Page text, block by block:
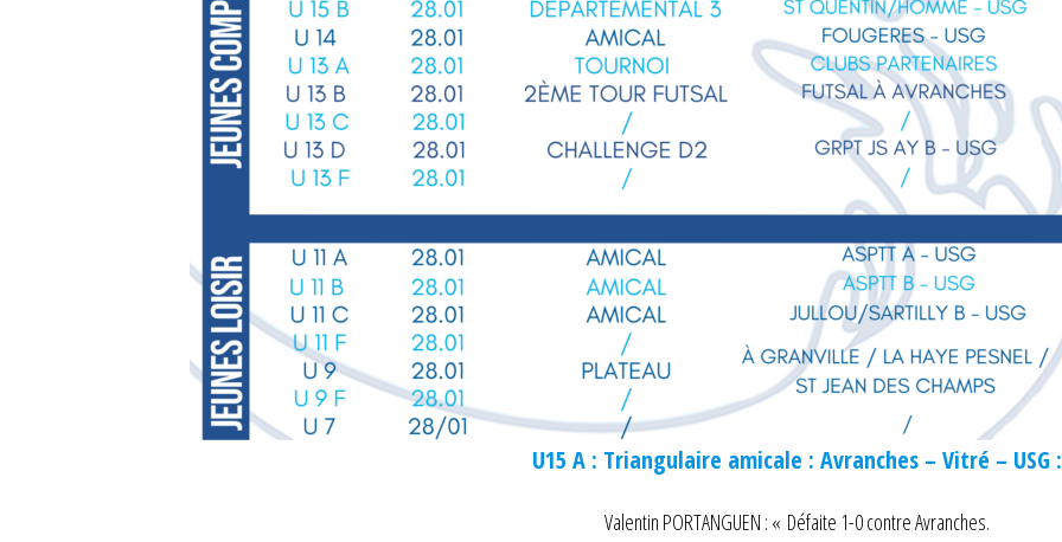
U15 A : Triangulaire amicale : Avranches – Vitré – USG :
Valentin PORTANGUEN : « Défaite 1-0 contre Avranches.